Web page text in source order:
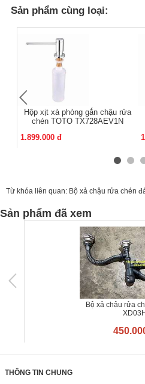
Sản phẩm cùng loại:
Hộp xịt xà phòng gắn chậu rửa
chén TOTO TX728AEV1N
1.899.000 đ
Từ khóa liên quan: Bộ xả chậu rửa chén
Sản phẩm đã xem
Bộ xả chậu rửa
XD03H
THÔNG TIN CHUNG